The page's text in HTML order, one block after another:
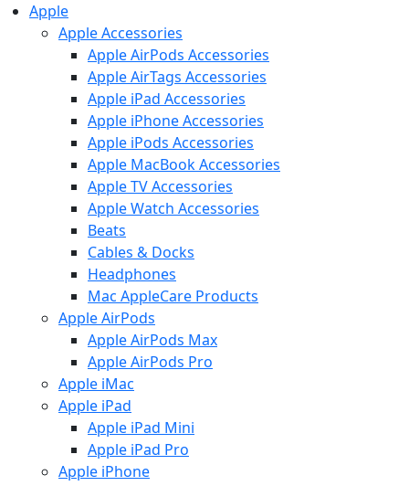
Apple
Apple Accessories
Apple AirPods Accessories
Apple AirTags Accessories
Apple iPad Accessories
Apple iPhone Accessories
Apple iPods Accessories
Apple MacBook Accessories
Apple TV Accessories
Apple Watch Accessories
Beats
Cables & Docks
Headphones
Mac AppleCare Products
Apple AirPods
Apple AirPods Max
Apple AirPods Pro
Apple iMac
Apple iPad
Apple iPad Mini
Apple iPad Pro
Apple iPhone